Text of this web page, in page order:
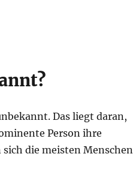
Das liegt daran,
Person ihre
die meisten Menschen